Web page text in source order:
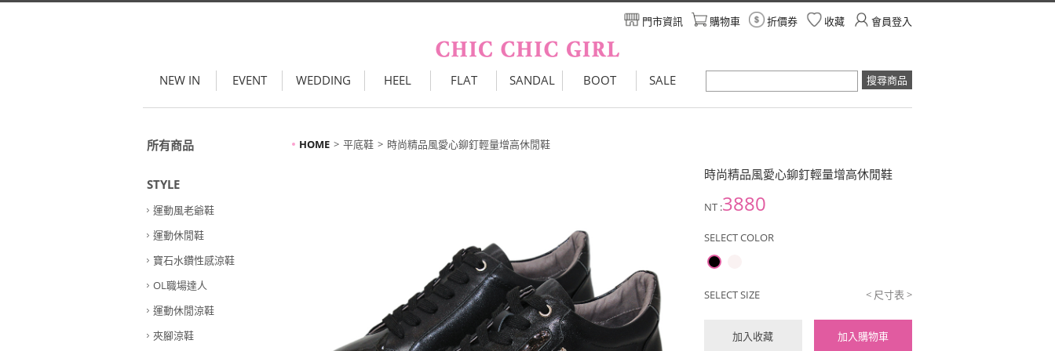
門市資訊 購物車 折價券 收藏 會員登入
NEW IN EVENT WEDDING HEEL FLAT SANDAL BOOT SALE 搜尋商品
所有商品
STYLE
運動風老爺鞋
運動休閒鞋
寶石水鑽性感涼鞋
OL職場達人
運動休閒涼鞋
夾腳涼鞋
HOME 平底鞋 時尚精品風愛心鉚釘輕量增高休閒鞋
時尚精品風愛心鉚釘輕量增高休閒鞋
NT :3880
SELECT COLOR
< 尺寸表 >
SELECT SIZE
加入收藏 加入購物車